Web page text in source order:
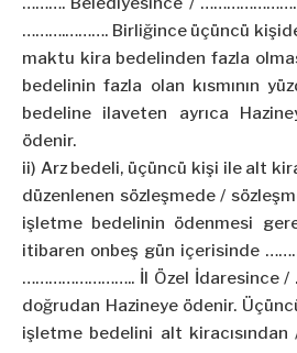
……….………. Birliğince üçüncü
maktu kira bedelinden fazla
bedelinin fazla olan kısmının
bedeline ilaveten ayrıca
ödenir.
ii) Arz bedeli, üçüncü kişi ile alt
düzenlenen sözleşmede /
işletme bedelinin ödenmesi
itibaren onbeş gün içerisinde
…………………….. İl Özel İdaresince
doğrudan Hazineye ödenir.
işletme bedelini alt kiracısından